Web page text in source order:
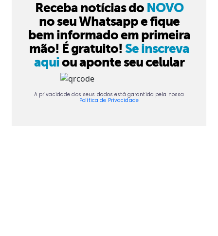
Receba notícias do NOVO
no seu Whatsapp e fique
bem informado em primeira
mão! É gratuito! Se inscreva
aquiou aponte seu celular
A privacidade dos seus dados está garantida pela nossa
Política de Privacidade